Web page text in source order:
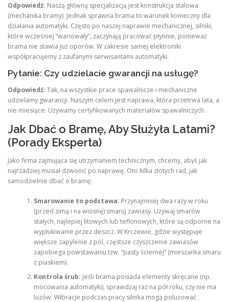
Odpowiedź: Naszą główną specjalizacją jest konstrukcja stalowa
(mechanika bramy). Jednak sprawna brama to warunek konieczny dla
działania automatyki. Często po naszej naprawie mechanicznej, silniki,
które wcześniej “wariowały”, zaczynają pracować płynnie, ponieważ
brama nie stawia już oporów. W zakresie samej elektroniki
współpracujemy z zaufanymi serwisantami automatyki.
Pytanie: Czy udzielacie gwarancji na usługę?
Odpowiedź: Tak, na wszystkie prace spawalnicze i mechaniczne
udzielamy gwarancji. Naszym celem jest naprawa, która przetrwa lata, a
nie miesiące. Używamy certyfikowanych materiałów spawalniczych.
Jak Dbać o Bramę, Aby Służyła Latami?
(Porady Eksperta)
Jako firma zajmująca się utrzymaniem technicznym, chcemy, abyś jak
najrzadziej musiał dzwonić po naprawę. Oto kilka złotych rad, jak
samodzielnie dbać o bramę:
Smarowanie to podstawa: Przynajmniej dwa razy w roku
(przed zimą i na wiosnę) smaruj zawiasy. Używaj smarów
stałych, najlepiej litowych lub teflonowych, które są odporne na
wypłukiwanie przez deszcz. W Krczewie, gdzie występuje
większe zapylenie z pól, częstsze czyszczenie zawiasów
zapobiega powstawaniu tzw. “pasty ściernej” (mieszanka smaru
z piaskiem).
Kontrola śrub: Jeśli brama posiada elementy skręcane (np.
mocowania automatyki), sprawdzaj raz na pół roku, czy nie ma
luzów. Wibracje podczas pracy silnika mogą poluzować